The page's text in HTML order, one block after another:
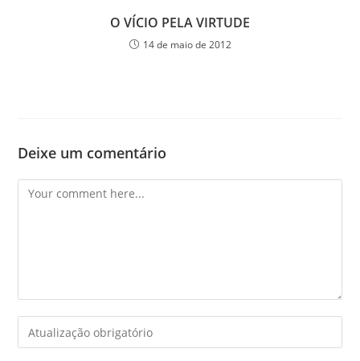
O VÍCIO PELA VIRTUDE
14 de maio de 2012
Deixe um comentário